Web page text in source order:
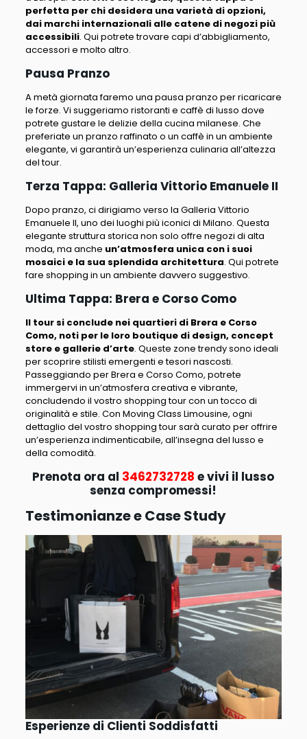
perfetta per chi desidera una varietà di opzioni,
dai marchi internazionali alle catene di negozi più
accessibili. Qui potrete trovare capi d’abbigliamento,
accessori e molto altro.
Pausa Pranzo
A metà giornata faremo una pausa pranzo per ricaricare
le forze. Vi suggeriamo ristoranti e caffè di lusso dove
potrete gustare le delizie della cucina milanese. Che
preferiate un pranzo raffinato o un caffè in un ambiente
elegante, vi garantirà un’esperienza culinaria all’altezza
del tour.
Terza Tappa: Galleria Vittorio Emanuele II
Dopo pranzo, ci dirigiamo verso la Galleria Vittorio
Emanuele II, uno dei luoghi più iconici di Milano. Questa
elegante struttura storica non solo offre negozi di alta
moda, ma anche un’atmosfera unica con i suoi
mosaici e la sua splendida architettura. Qui potrete
fare shopping in un ambiente davvero suggestivo.
Ultima Tappa: Brera e Corso Como
Il tour si conclude nei quartieri di Brera e Corso
Como, noti per le loro boutique di design, concept
store e gallerie d’arte. Queste zone trendy sono ideali
per scoprire stilisti emergenti e tesori nascosti.
Passeggiando per Brera e Corso Como, potrete
immergervi in un’atmosfera creativa e vibrante,
concludendo il vostro shopping tour con un tocco di
originalità e stile. Con Moving Class Limousine, ogni
dettaglio del vostro shopping tour sarà curato per offrire
un’esperienza indimenticabile, all’insegna del lusso e
della comodità.
Prenota ora al 3462732728 e vivi il lusso
senza compromessi!
Testimonianze e Case Study
Esperienze di Clienti Soddisfatti